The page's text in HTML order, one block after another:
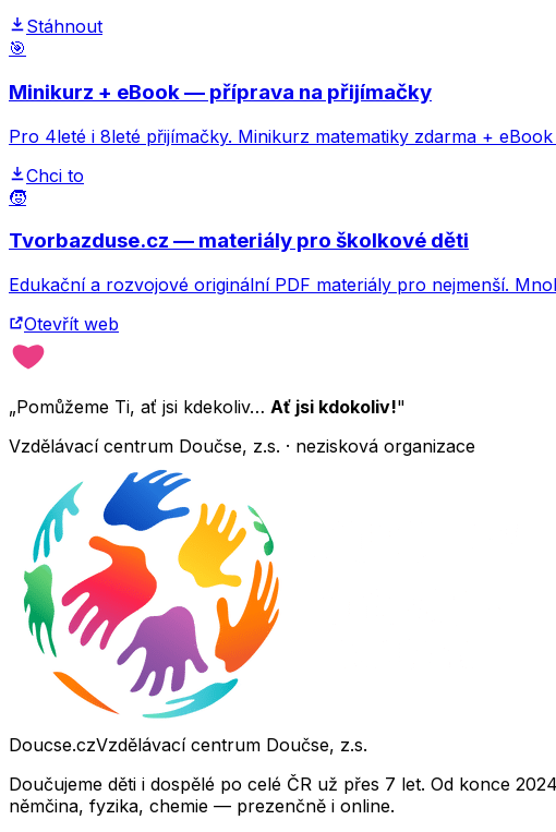
Stáhnout
🎯
Minikurz + eBook — příprava na přijímačky
Pro 4leté i 8leté přijímačky. Minikurz matematiky zdarma +
Chci to
🧒
Tvorbazduse.cz — materiály pro školkové děti
Edukační a rozvojové originální PDF materiály pro nejmenší.
Otevřít web
„Pomůžeme Ti, ať jsi kdekoliv… Ať jsi kdokoliv!"
Vzdělávací centrum Doučse, z.s. · nezisková organizace
Doucse.czVzdělávací centrum Doučse, z.s.
Doučujeme děti i dospělé po celé ČR už přes 7 let. Od konce
němčina, fyzika, chemie — prezenčně i online.